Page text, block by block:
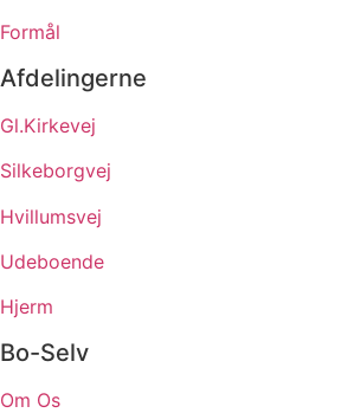
Formål
Afdelingerne
Gl.Kirkevej
Silkeborgvej
Hvillumsvej
Udeboende
Hjerm
Bo-Selv
Om Os